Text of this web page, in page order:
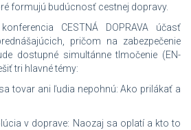
formujú budúcnosť cestnej dopravy.
CESTNÁ DOPRAVA účasť
pričom na zabezpečenie
dostupné simultánne tlmočenie (EN-
tri hlavné témy:
tovar ani ľudia nepohnú: Ako prilákať a
v doprave: Naozaj sa oplatí a kto to